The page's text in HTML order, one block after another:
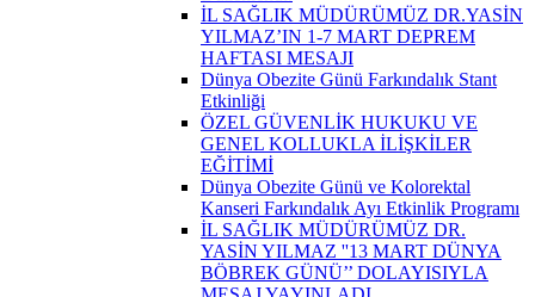
İL SAĞLIK MÜDÜRÜMÜZ DR.YASİN
YILMAZ’IN 1-7 MART DEPREM
HAFTASI MESAJI
Dünya Obezite Günü Farkındalık Stant
Etkinliği
ÖZEL GÜVENLİK HUKUKU VE
GENEL KOLLUKLA İLİŞKİLER
EĞİTİMİ
Dünya Obezite Günü ve Kolorektal
Kanseri Farkındalık Ayı Etkinlik Programı
İL SAĞLIK MÜDÜRÜMÜZ DR.
YASİN YILMAZ ''13 MART DÜNYA
BÖBREK GÜNÜ’’ DOLAYISIYLA